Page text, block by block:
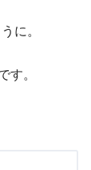
に。
す。